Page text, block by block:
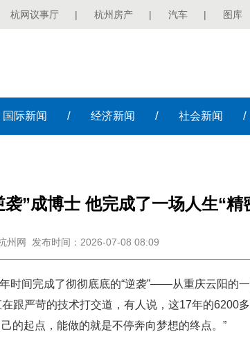
杭网议事厅 | 杭州房产 | 汽车 | 图库
国际新闻 / 经济新闻 / 社会新闻 /
”成博士 他完成了一场人生“精
州网 发布时间：2026-07-08 08:09
时间完成了彻彻底底的“逆袭”——从重庆云阳的
跟严苛的技术打交道，有人说，这17年的6200
的起点，能做的就是不停奔向梦想的终点。”